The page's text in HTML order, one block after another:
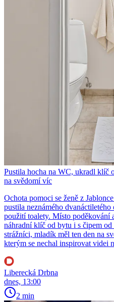
Pustila hocha na WC, ukradl klíč
na svědomí víc
Ochota pomoci se ženě z
pustila neznámého
použití toalety. Místo poděkování
náhradní klíč od bytu i s čipem
strážníci, mladík měl ten den na
kterým se nechal inspirovat videi
Liberecká Drbna
dnes, 13:00
2 min